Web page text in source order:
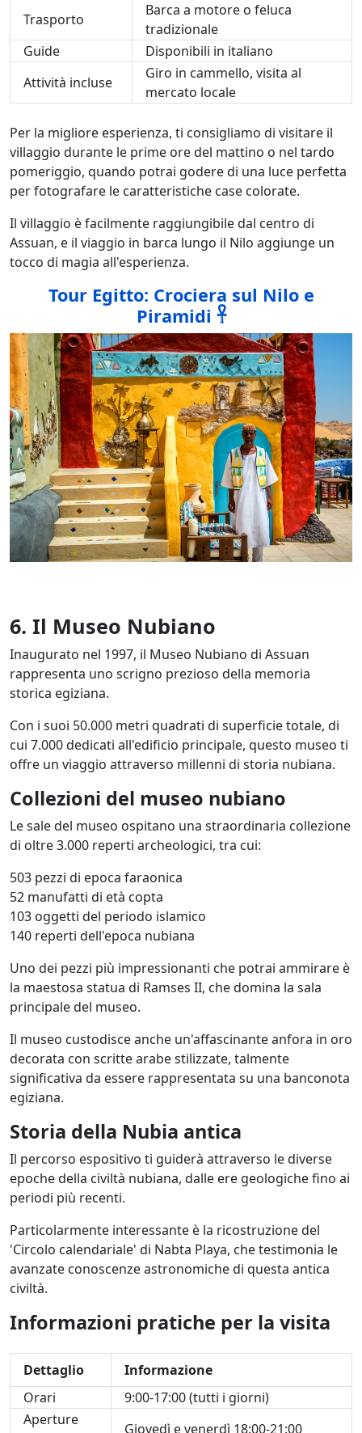
Trasporto
Barca a motore o feluca
tradizionale
Guide
Disponibili in italiano
Attività incluse
Giro in cammello, visita al
mercato locale
Per la migliore esperienza, ti consigliamo di visitare il
villaggio durante le prime ore del mattino o nel tardo
pomeriggio, quando potrai godere di una luce perfetta
per fotografare le caratteristiche case colorate.
Il villaggio è facilmente raggiungibile dal centro di
Assuan, e il viaggio in barca lungo il Nilo aggiunge un
tocco di magia all'esperienza.
Tour Egitto: Crociera sul Nilo e
Piramidi 𓋹
6. Il Museo Nubiano
Inaugurato nel 1997, il Museo Nubiano di Assuan
rappresenta uno scrigno prezioso della memoria
storica egiziana.
Con i suoi 50.000 metri quadrati di superficie totale, di
cui 7.000 dedicati all'edificio principale, questo museo ti
offre un viaggio attraverso millenni di storia nubiana.
Collezioni del museo nubiano
Le sale del museo ospitano una straordinaria collezione
di oltre 3.000 reperti archeologici, tra cui:
503 pezzi di epoca faraonica
52 manufatti di età copta
103 oggetti del periodo islamico
140 reperti dell'epoca nubiana
Uno dei pezzi più impressionanti che potrai ammirare è
la maestosa statua di Ramses II, che domina la sala
principale del museo.
Il museo custodisce anche un'affascinante anfora in oro
decorata con scritte arabe stilizzate, talmente
significativa da essere rappresentata su una banconota
egiziana.
Storia della Nubia antica
Il percorso espositivo ti guiderà attraverso le diverse
epoche della civiltà nubiana, dalle ere geologiche fino ai
periodi più recenti.
Particolarmente interessante è la ricostruzione del
'Circolo calendariale' di Nabta Playa, che testimonia le
avanzate conoscenze astronomiche di questa antica
civiltà.
Informazioni pratiche per la visita
Dettaglio
Informazione
Orari
9:00-17:00 (tutti i giorni)
Aperture
Giovedì e venerdì 18:00-21:00